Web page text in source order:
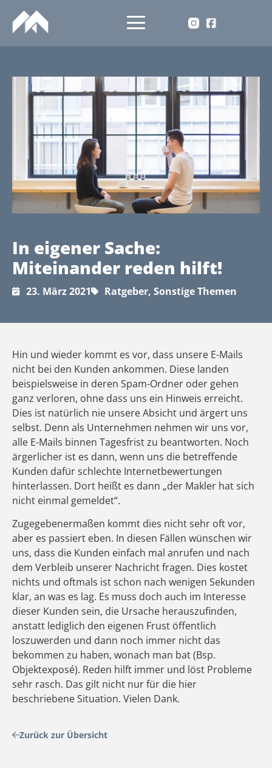
In eigener Sache:
Miteinander reden hilft!
23. März 2021 Ratgeber, Sonstige Themen
Hin und wieder kommt es vor, dass unsere E-Mails
nicht bei den Kunden ankommen. Diese landen
beispielsweise in deren Spam-Ordner oder gehen
ganz verloren, ohne dass uns ein Hinweis erreicht.
Dies ist natürlich nie unsere Absicht und ärgert uns
selbst. Denn als Unternehmen nehmen wir uns vor,
alle E-Mails binnen Tagesfrist zu beantworten. Noch
ärgerlicher ist es dann, wenn uns die betreffende
Kunden dafür schlechte Internetbewertungen
hinterlassen. Dort heißt es dann „der Makler hat sich
nicht einmal gemeldet“.
Zugegebenermaßen kommt dies nicht sehr oft vor,
aber es passiert eben. In diesen Fällen wünschen wir
uns, dass die Kunden einfach mal anrufen und nach
dem Verbleib unserer Nachricht fragen. Dies kostet
nichts und oftmals ist schon nach wenigen Sekunden
klar, an was es lag. Es muss doch auch im Interesse
dieser Kunden sein, die Ursache herauszufinden,
anstatt lediglich den eigenen Frust öffentlich
loszuwerden und dann noch immer nicht das
bekommen zu haben, wonach man bat (Bsp.
Objektexposé). Reden hilft immer und löst Probleme
sehr rasch. Das gilt nicht nur für die hier
beschriebene Situation. Vielen Dank.
Zurück zur Übersicht